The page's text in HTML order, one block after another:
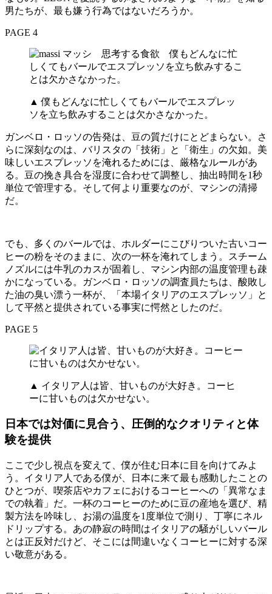
男たちが、最も嫌う行為ではないだろうか。
PAGE 4
▲ 僕もどんなに忙しくてもバールでエスプレッ
ソを立ち飲みすることは欠かさなかった。
ガンベロ・ロッソの告発は、豆の質だけにとどまらない。さ
らに深刻なのは、バリスタの「技術」と「衛生」の欠如。美
味しいエスプレッソを淹れるためには、厳格なルールがあ
る。豆の挽き具合を湿度に合わせて調整し、抽出時間を1秒
単位で管理する。そして何より重要なのが、マシンの清掃
だ。
でも、多くのバールでは、ホルダーにこびりついた古いコー
ヒーの粉をそのままに、次の一杯を淹れてしまう。スチーム
ノズルには牛乳のカスが固着し、マシン内部の温度管理も疎
かになっている。ガンベロ・ロッソの調査員たちは、酸敗し
た油の臭い漂う一杯が、「本場イタリアのエスプレッソ」と
して平然と提供されている事実に愕然としたのだ。
PAGE 5
▲ イタリア人は皆、甘いものが大好き。コーヒ
ーに甘いものは欠かせない。
日本では対価に見合う、圧倒的なクオリティと体
験を提供
ここで少し視点を変えて、僕が住む日本に目を向けてみよ
う。イタリア人である僕が、日本に来て最も感動したことの
ひとつが、喫茶店やカフェにおけるコーヒーへの「異常なま
での執着」だ。一杯のコーヒーのために豆の産地を選び、精
製方法を吟味し、お湯の温度を1度単位で測り、丁寧にネル
ドリップする。あの静寂の時間はイタリアの騒がしいバール
とは正反対だけど、そこには間違いなくコーヒーに対する深
い敬意がある。